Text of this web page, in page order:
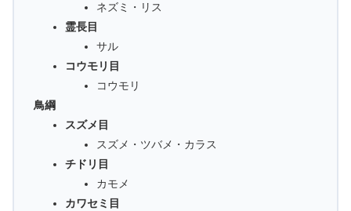
ネズミ・リス
霊長目
サル
コウモリ目
コウモリ
鳥綱
スズメ目
スズメ・ツバメ・カラス
チドリ目
カモメ
カワセミ目